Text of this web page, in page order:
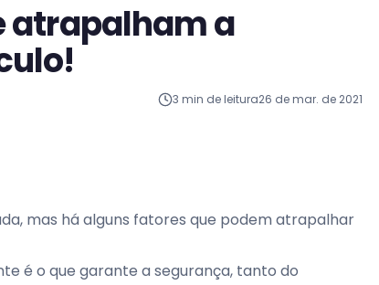
atrapalham a
3 min de leitura26 de mar. de 2021
mas há alguns fatores que podem atrapalhar
é o que garante a segurança, tanto do